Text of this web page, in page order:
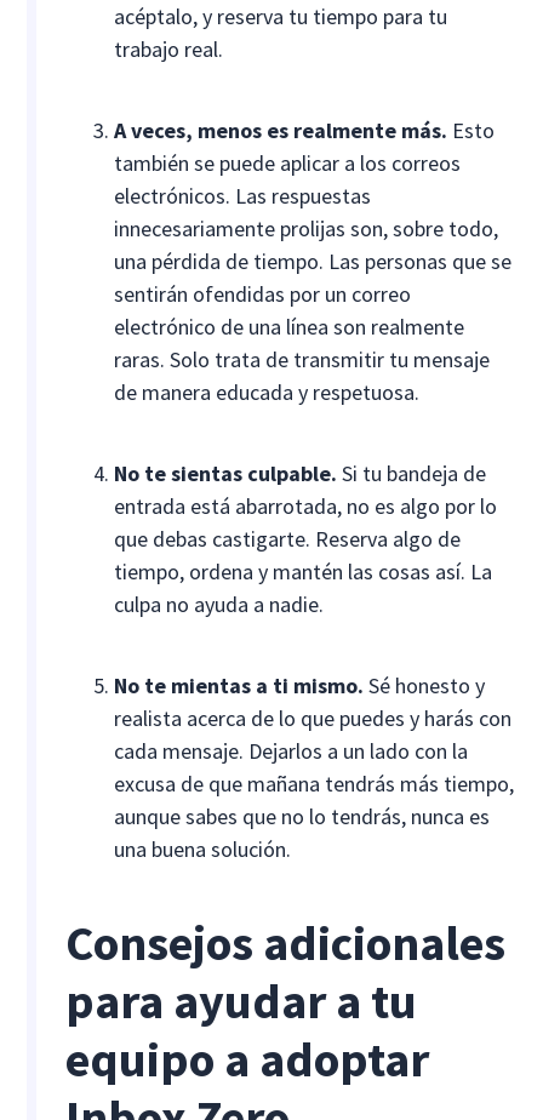
acéptalo, y reserva tu tiempo para tu
trabajo real.
A veces, menos es realmente más. Esto
también se puede aplicar a los correos
electrónicos. Las respuestas
innecesariamente prolijas son, sobre todo,
una pérdida de tiempo. Las personas que se
sentirán ofendidas por un correo
electrónico de una línea son realmente
raras. Solo trata de transmitir tu mensaje
de manera educada y respetuosa.
No te sientas culpable. Si tu bandeja de
entrada está abarrotada, no es algo por lo
que debas castigarte. Reserva algo de
tiempo, ordena y mantén las cosas así. La
culpa no ayuda a nadie.
No te mientas a ti mismo. Sé honesto y
realista acerca de lo que puedes y harás con
cada mensaje. Dejarlos a un lado con la
excusa de que mañana tendrás más tiempo,
aunque sabes que no lo tendrás, nunca es
una buena solución.
Consejos adicionales
para ayudar a tu
equipo a adoptar